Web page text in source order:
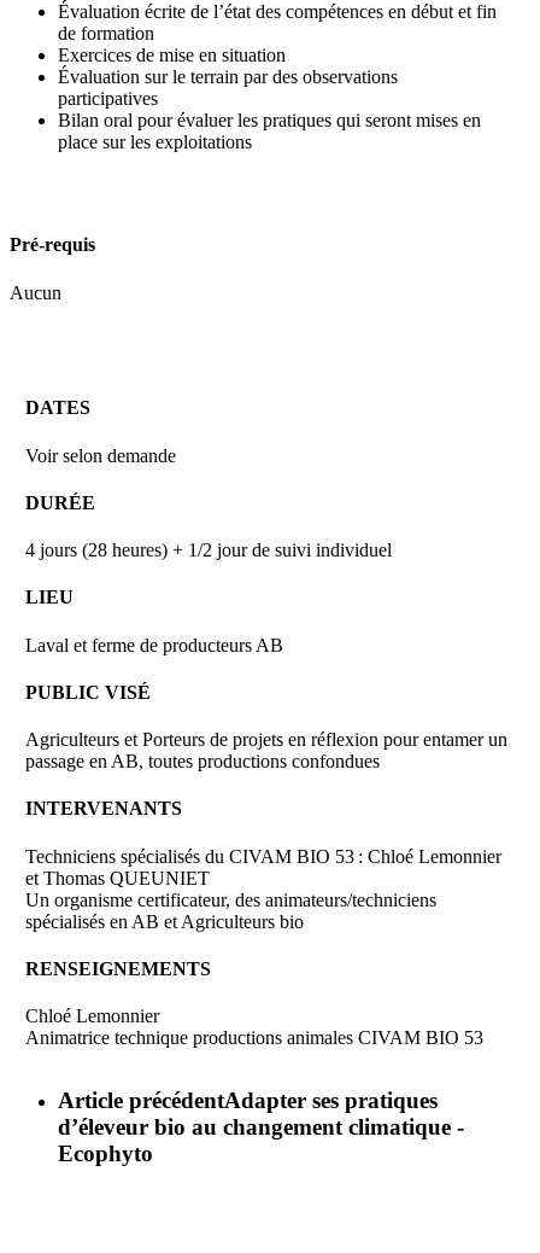
Évaluation écrite de l’état des compétences en début et fin
de formation
Exercices de mise en situation
Évaluation sur le terrain par des observations
participatives
Bilan oral pour évaluer les pratiques qui seront mises en
place sur les exploitations
Pré-requis
Aucun
DATES
Voir selon demande
DURÉE
4 jours (28 heures) + 1/2 jour de suivi individuel
LIEU
Laval et ferme de producteurs AB
PUBLIC VISÉ
Agriculteurs et Porteurs de projets en réflexion pour entamer un
passage en AB, toutes productions confondues
INTERVENANTS
Techniciens spécialisés du CIVAM BIO 53 : Chloé Lemonnier
et Thomas QUEUNIET
Un organisme certificateur, des animateurs/techniciens
spécialisés en AB et Agriculteurs bio
RENSEIGNEMENTS
Chloé Lemonnier
Animatrice technique productions animales CIVAM BIO 53
Article précédentAdapter ses pratiques
d’éleveur bio au changement climatique -
Ecophyto